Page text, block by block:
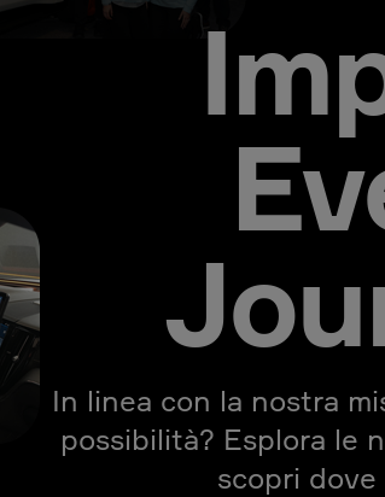
In linea con la nostra
possibilità? Esplora le
scopri